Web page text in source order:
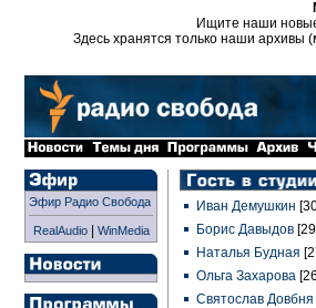
Ищите наши
Здесь хранятся только наши архивы
Эфир Радио Свобода
RealAudio| WinMedia
Иван Демушкин
Борис Давыдов
Наталья Будная
Ольга Захарова
Святослав Довбня